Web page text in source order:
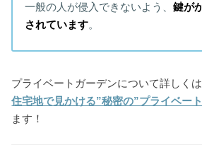
一般の人が侵入できないよう、鍵が
されています。
プライベートガーデンについて詳しくは
住宅地で見かける”秘密の”プライベー
ます！